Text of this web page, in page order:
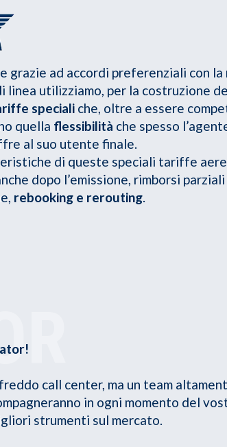
e grazie ad accordi preferenziali con
linea utilizziamo, per la costruzione
specialiche, oltre a essere
quella flessibilità che spesso
al suo utente finale.
di queste speciali tariffe
dopo l’emissione, rimborsi
rebooking e rerouting.
call center, ma un team
in ogni momento del
strumenti sul mercato.